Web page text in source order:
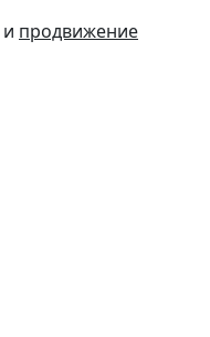
и продвижение